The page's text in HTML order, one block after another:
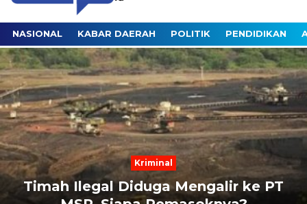
NASIONAL KABAR DAERAH POLITIK PENDIDIKAN
Kriminal
Timah Ilegal Diduga Mengalir ke PT
Previous Next